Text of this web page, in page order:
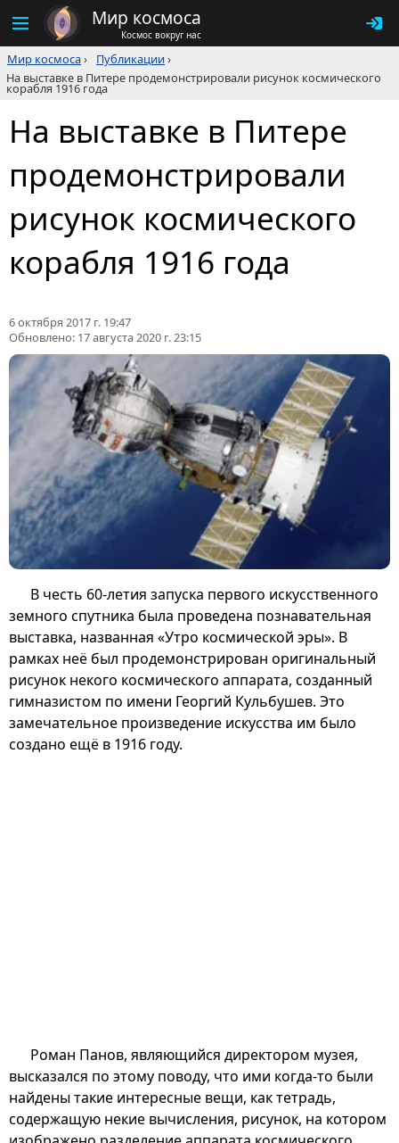
Мир космоса
Космос вокруг нас
Мир космоса› Публикации›
На выставке в Питере продемонстрировали рисунок космического
корабля 1916 года
На выставке в Питере
продемонстрировали
рисунок космического
корабля 1916 года
6 октября 2017 г. 19:47
Обновлено: 17 августа 2020 г. 23:15
В честь 60-летия запуска первого искусственного
земного спутника была проведена познавательная
выставка, названная «Утро космической эры». В
рамках неё был продемонстрирован оригинальный
рисунок некого космического аппарата, созданный
гимназистом по имени Георгий Кульбушев. Это
замечательное произведение искусства им было
создано ещё в 1916 году.
Роман Панов, являющийся директором музея,
высказался по этому поводу, что ими когда-то были
найдены такие интересные вещи, как тетрадь,
содержащую некие вычисления, рисунок, на котором